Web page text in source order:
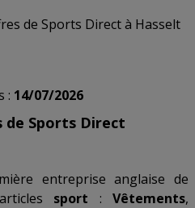
de Sports Direct à Hasselt
: 14/07/2026
de Sports Direct
entreprise anglaise de
sport : Vêtements,